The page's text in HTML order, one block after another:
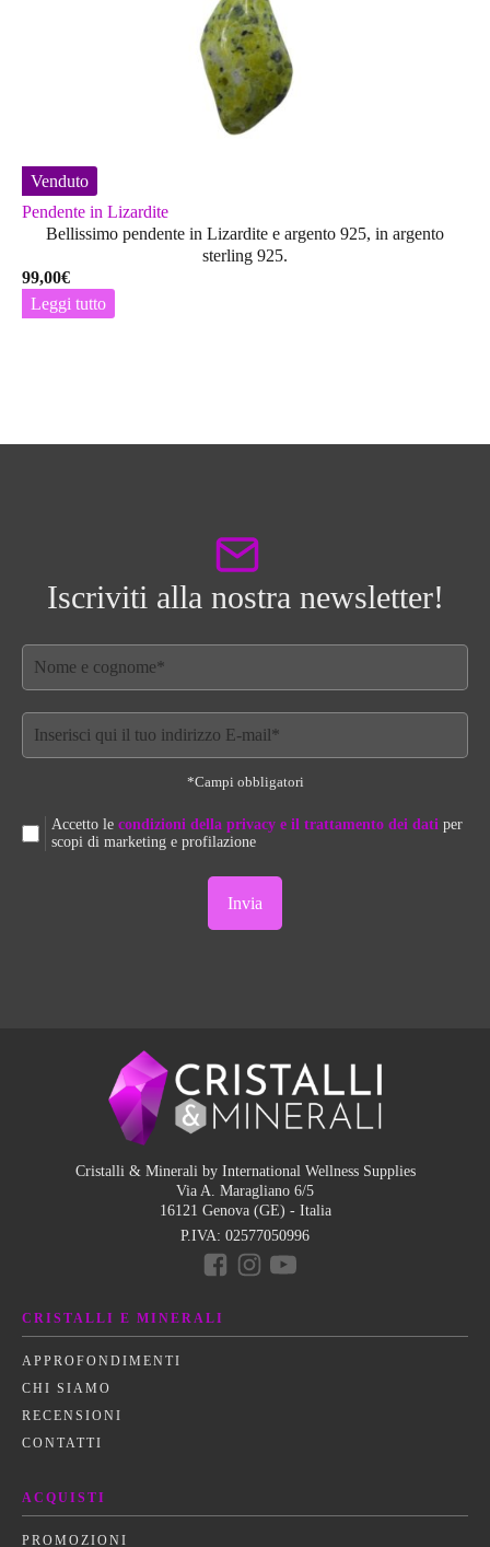
Venduto
Pendente in Lizardite
Bellissimo pendente in Lizardite e argento 925, in argento
sterling 925.
99,00€
Leggi tutto
Iscriviti alla nostra newsletter!
*Campi obbligatori
Accetto le condizioni della privacy e il trattamento dei dati per
scopi di marketing e profilazione
Cristalli & Minerali by International Wellness Supplies
Via A. Maragliano 6/5
16121 Genova (GE) - Italia
P.IVA: 02577050996
CRISTALLI E MINERALI
APPROFONDIMENTI
CHI SIAMO
RECENSIONI
CONTATTI
ACQUISTI
PROMOZIONI